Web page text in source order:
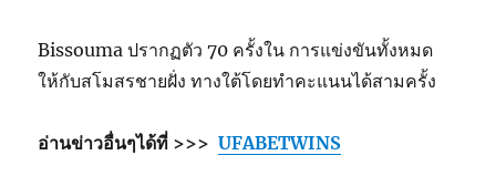
Bissouma ปรากฏตัว 70 ครั้งใน การแข่งขันทั้งหมด
ให้กับสโมสรชายฝั่ง ทางใต้โดยทำคะแนนได้สามครั้ง
อ่านข่าวอื่นๆได้ที่ >>>UFABETWINS